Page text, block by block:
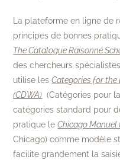
La plateforme en ligne de
principes de bonnes
The Catalogue Raisonné
des chercheurs
utilise lesCategories for the
(CDWA) (Catégories pour
catégories standard pour
pratique leChicago Manuel
Chicago) comme modèle
facilite grandement la